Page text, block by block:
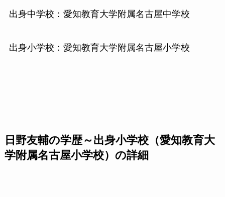
出身中学校：愛知教育大学附属名古屋中学校
出身小学校：愛知教育大学附属名古屋小学校
日野友輔の学歴～出身小学校（愛知教育大
学附属名古屋小学校）の詳細